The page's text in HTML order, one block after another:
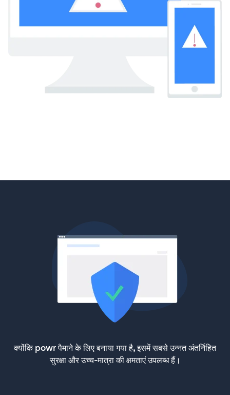
क्योंकि powr पैमाने के लिए बनाया गया है, इसमें सबसे उन्नत अंतर्निहित
सुरक्षा और उच्च-मात्रा की क्षमताएं उपलब्ध हैं।